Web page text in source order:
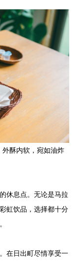
酥内软，宛如油炸
休息点。无论是马拉
虹饮品，选择都十分
在日出町尽情享受一